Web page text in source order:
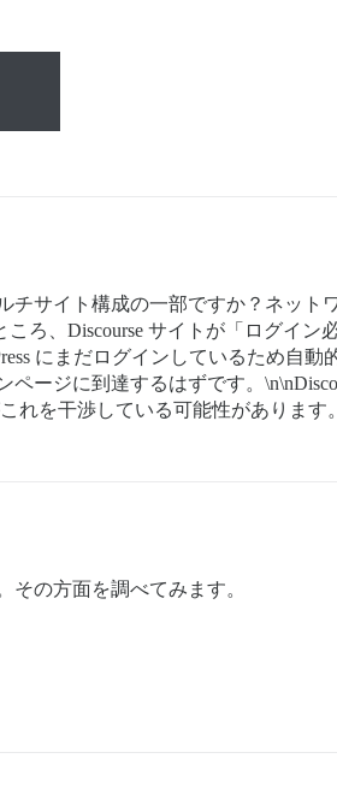
チサイト構成の一部ですか？ネット
ろ、Discourse サイトが「ログイン
にまだログインしているため自動
ージに到達するはずです。
れを干渉している可能性があります。
その方面を調べてみます。